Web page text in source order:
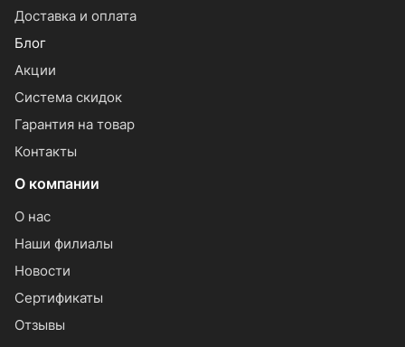
Доставка и оплата
Блог
Акции
Система скидок
Гарантия на товар
Контакты
О компании
О нас
Наши филиалы
Новости
Сертификаты
Отзывы